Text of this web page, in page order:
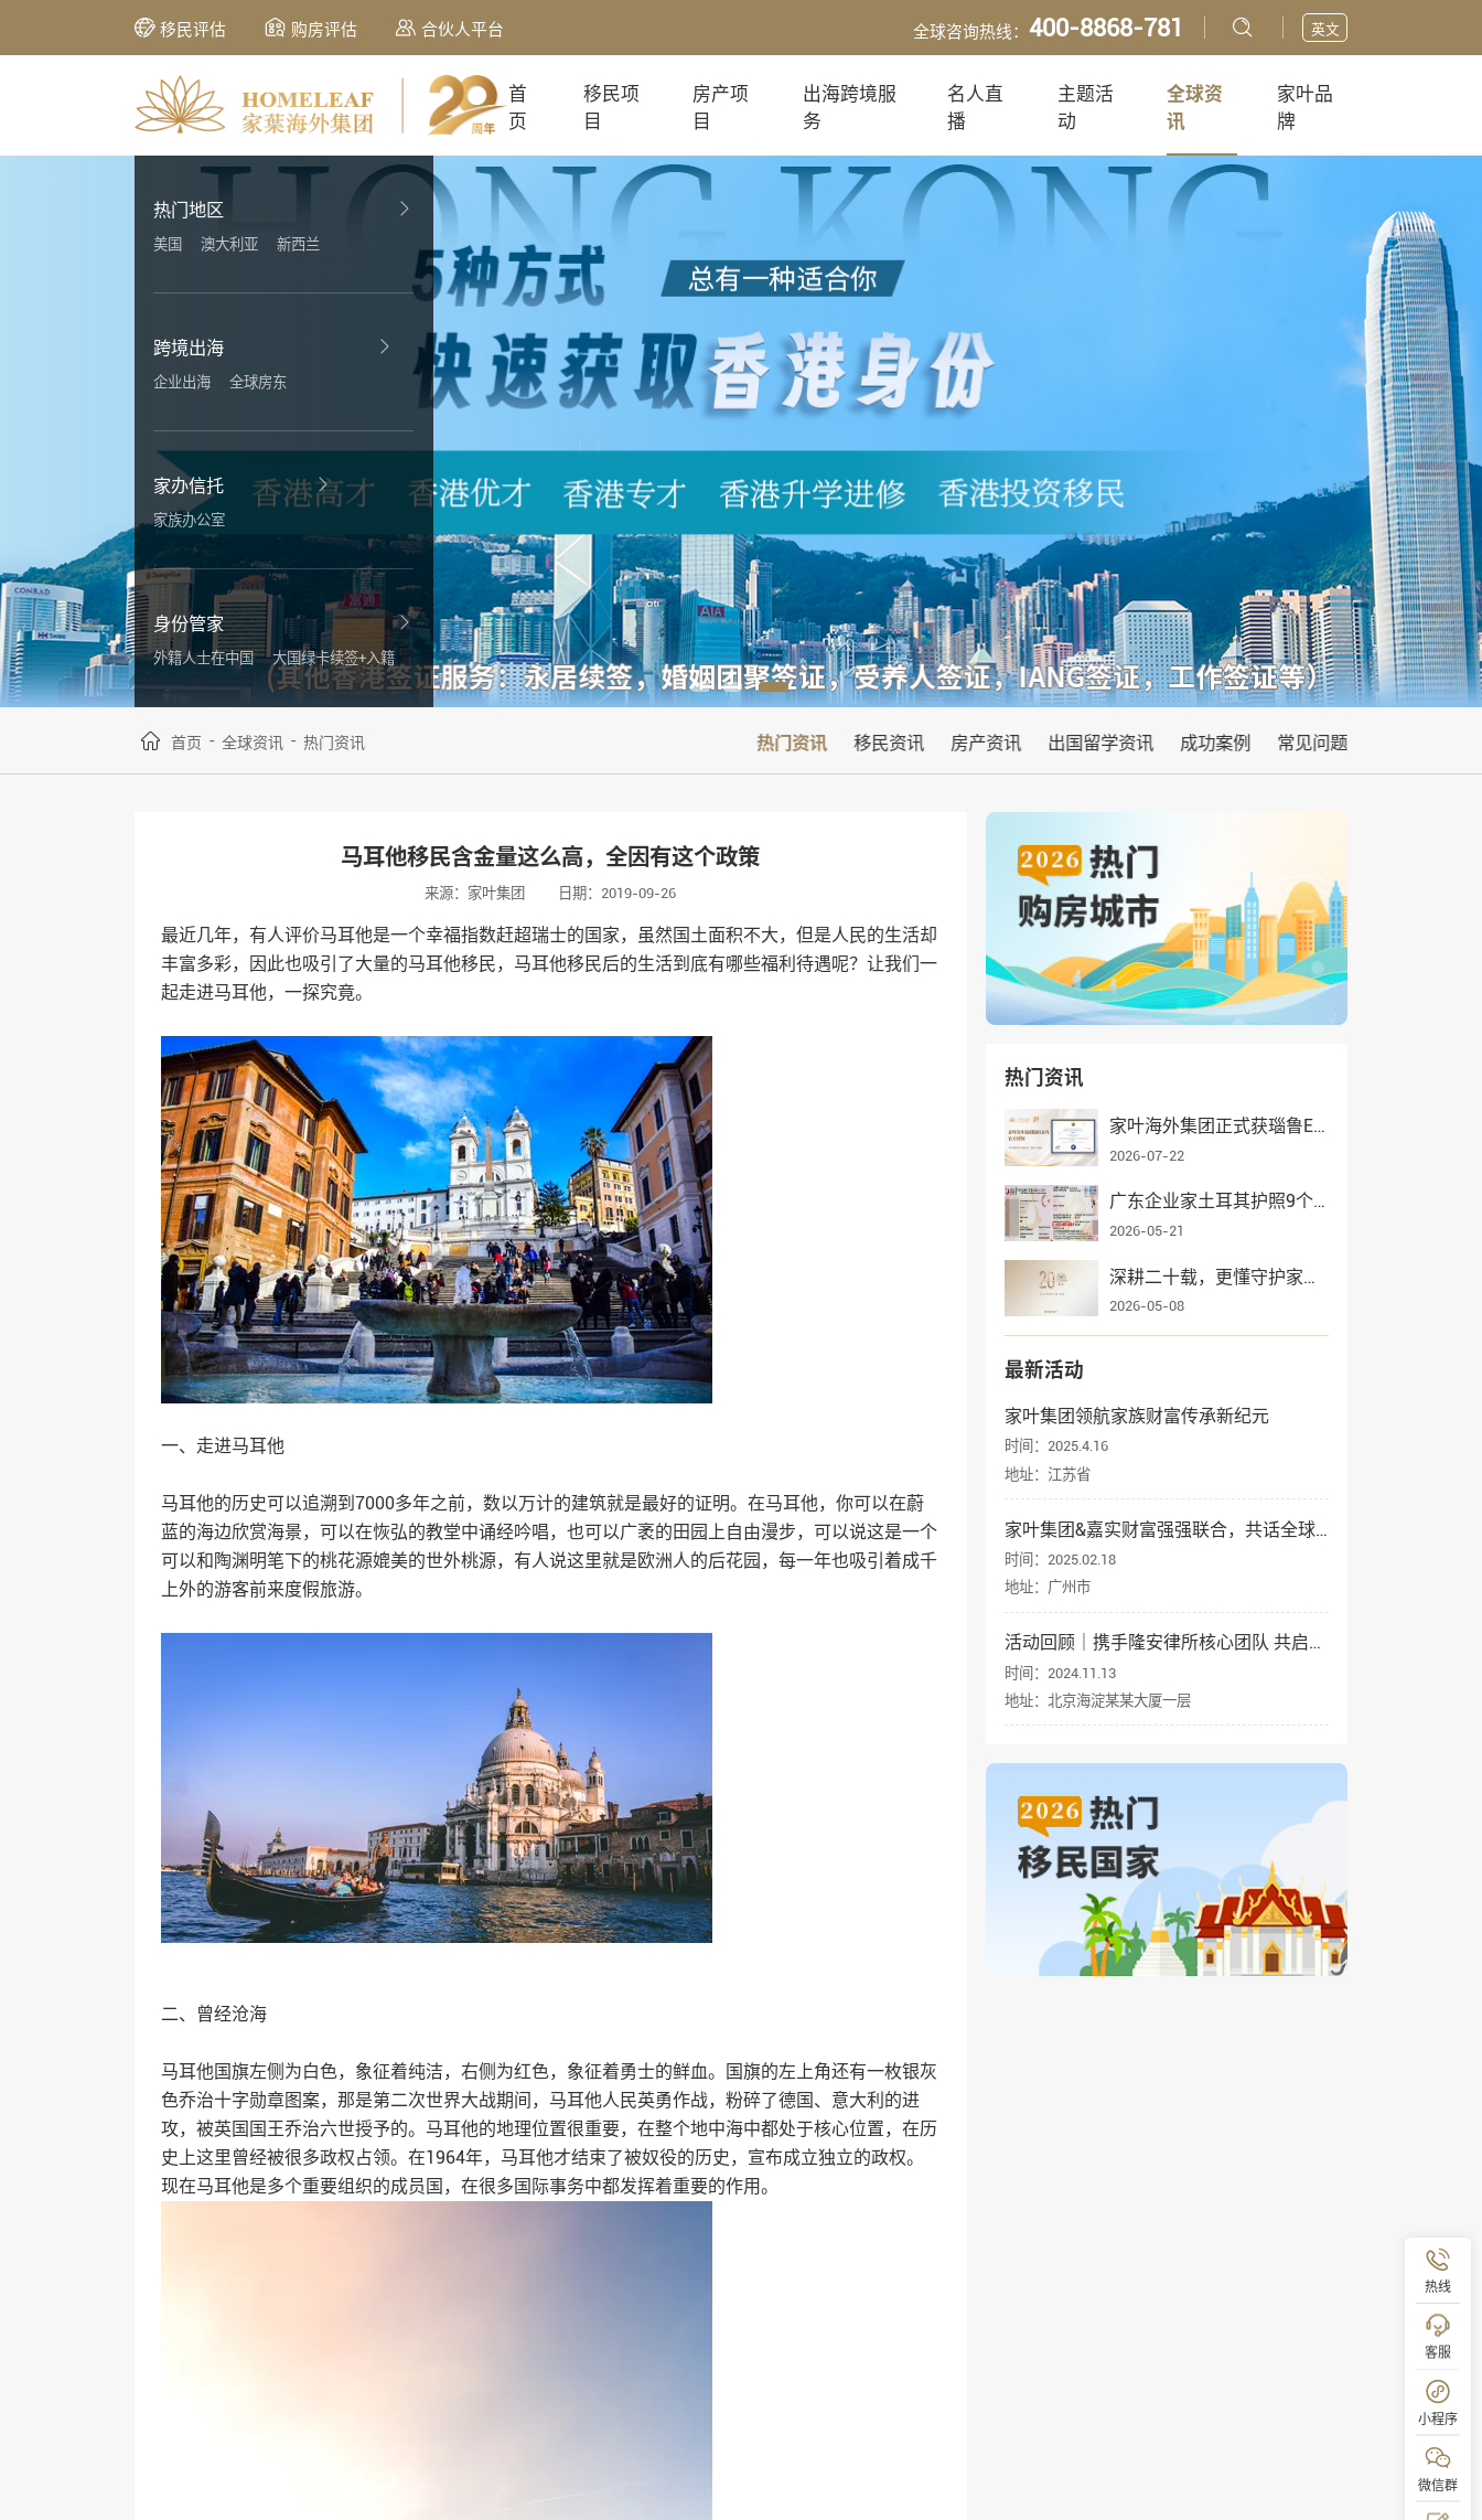
移民评估 购房评估 合伙人平台 全球咨询热线：400-8868-781 英文
首
页
移民项
目
房产项
目
出海跨境服
务
名人直
播
主题活
动
全球资
讯
家叶品
牌
热门地区
美国 澳大利亚 新西兰
跨境出海
企业出海 全球房东
家办信托
家族办公室
身份管家
外籍人士在中国 大国绿卡续签+入籍
热门资讯 移民资讯 房产资讯 出国留学资讯 成功案例 常见问题
首页 - 全球资讯 - 热门资讯
马耳他移民含金量这么高，全因有这个政策
来源：家叶集团 日期：2019-09-26
最近几年，有人评价马耳他是一个幸福指数赶超瑞士的国家，虽然国土面积不大，但是人民的生活却
丰富多彩，因此也吸引了大量的马耳他移民，马耳他移民后的生活到底有哪些福利待遇呢？让我们一
起走进马耳他，一探究竟。
一、走进马耳他
马耳他的历史可以追溯到7000多年之前，数以万计的建筑就是最好的证明。在马耳他，你可以在蔚
蓝的海边欣赏海景，可以在恢弘的教堂中诵经吟唱，也可以广袤的田园上自由漫步，可以说这是一个
可以和陶渊明笔下的桃花源媲美的世外桃源，有人说这里就是欧洲人的后花园，每一年也吸引着成千
上外的游客前来度假旅游。
二、曾经沧海
马耳他国旗左侧为白色，象征着纯洁，右侧为红色，象征着勇士的鲜血。国旗的左上角还有一枚银灰
色乔治十字勋章图案，那是第二次世界大战期间，马耳他人民英勇作战，粉碎了德国、意大利的进
攻，被英国国王乔治六世授予的。马耳他的地理位置很重要，在整个地中海中都处于核心位置，在历
史上这里曾经被很多政权占领。在1964年，马耳他才结束了被奴役的历史，宣布成立独立的政权。
现在马耳他是多个重要组织的成员国，在很多国际事务中都发挥着重要的作用。
热门资讯
家叶海外集团正式获瑙鲁ECRCP项目官方授权，身份规划服务再添权威认证
2026-07-22
广东企业家土耳其护照9个月获批，家叶海外全流程护航一家三口入籍
2026-05-21
深耕二十载，更懂守护家业——家叶海外集团辉煌发展纪实
2026-05-08
最新活动
家叶集团领航家族财富传承新纪元
时间：2025.4.16
地址：江苏省
家叶集团&嘉实财富强强联合，共话全球资产配置与身份规划
时间：2025.02.18
地址：广州市
活动回顾｜携手隆安律所核心团队 共启企业出海新征程
时间：2024.11.13
地址：北京海淀某某大厦一层
热线
客服
小程序
微信群